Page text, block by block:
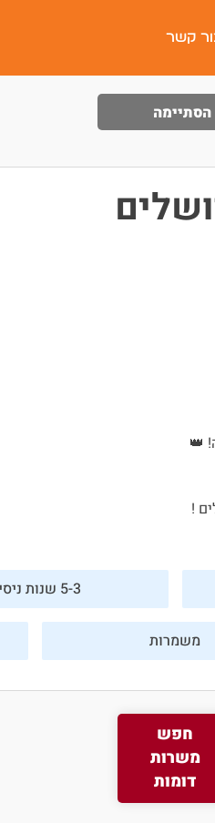
קשר
הסתיימה
👑
!
5-3 שנות ניסיון
משמרות
חפש
משרות
דומות
הצ'אטבוט החכמה
ג'וב רסט.